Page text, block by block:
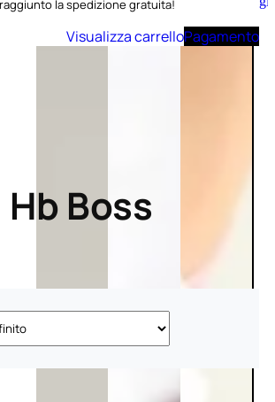
carrello
la spedizione gratuita!
Visualizza carrelloPagamento
Hb Boss